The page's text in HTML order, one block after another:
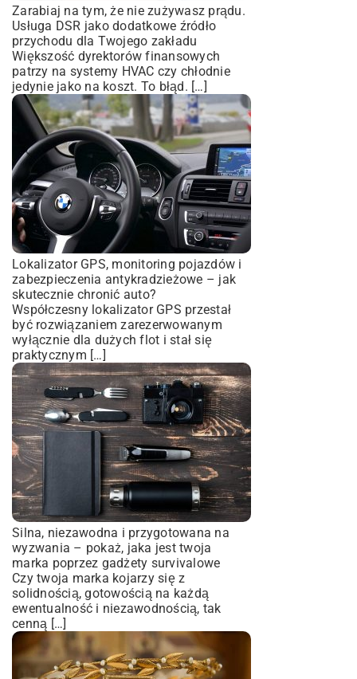
Zarabiaj na tym, że nie zużywasz prądu.
Usługa DSR jako dodatkowe źródło
przychodu dla Twojego zakładu
Większość dyrektorów finansowych
patrzy na systemy HVAC czy chłodnie
jedynie jako na koszt. To błąd. […]
Lokalizator GPS, monitoring pojazdów i
zabezpieczenia antykradzieżowe – jak
skutecznie chronić auto?
Współczesny lokalizator GPS przestał
być rozwiązaniem zarezerwowanym
wyłącznie dla dużych flot i stał się
praktycznym […]
Silna, niezawodna i przygotowana na
wyzwania – pokaż, jaka jest twoja
marka poprzez gadżety survivalowe
Czy twoja marka kojarzy się z
solidnością, gotowością na każdą
ewentualność i niezawodnością, tak
cenną […]